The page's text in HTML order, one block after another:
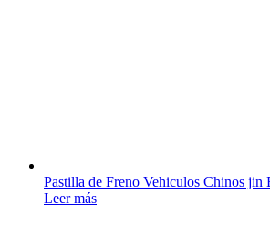
Pastilla de Freno Vehiculos Chinos jin
Leer más